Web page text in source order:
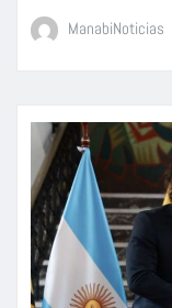
ManabiNoticias